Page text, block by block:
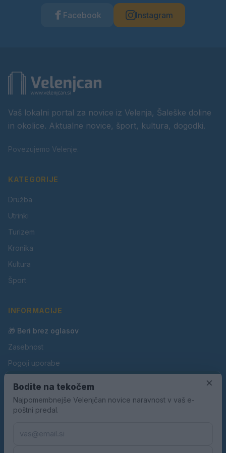
Facebook Instagram
Vaš lokalni portal za novice iz Velenja, Šaleške doline
in okolice. Aktualne novice, šport, kultura, dogodki.
Povezujemo Velenje.
KATEGORIJE
Družba
Utrinki
Turizem
Kronika
Kultura
Šport
INFORMACIJE
🎁 Beri brez oglasov
Zasebnost
Pogoji uporabe
Oglaševanje
Kontakt
×
Bodite na tekočem
Najpomembnejše Velenjčan novice naravnost v vaš e-
poštni predal.